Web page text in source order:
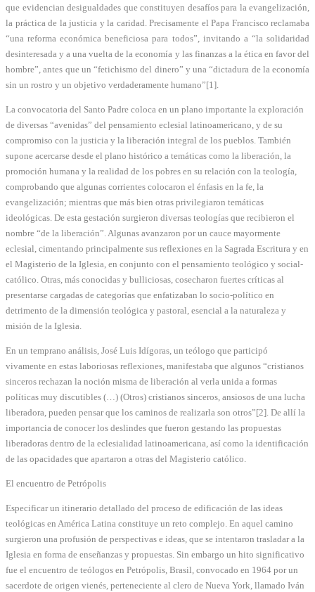
que evidencian desigualdades que constituyen desafíos para la evangelización,
la práctica de la justicia y la caridad. Precisamente el Papa Francisco reclamaba
“una reforma económica beneficiosa para todos”, invitando a “la solidaridad
desinteresada y a una vuelta de la economía y las finanzas a la ética en favor del
hombre”, antes que un “fetichismo del dinero” y una “dictadura de la economía
sin un rostro y un objetivo verdaderamente humano”[1].
La convocatoria del Santo Padre coloca en un plano importante la exploración
de diversas “avenidas” del pensamiento eclesial latinoamericano, y de su
compromiso con la justicia y la liberación integral de los pueblos. También
supone acercarse desde el plano histórico a temáticas como la liberación, la
promoción humana y la realidad de los pobres en su relación con la teología,
comprobando que algunas corrientes colocaron el énfasis en la fe, la
evangelización; mientras que más bien otras privilegiaron temáticas
ideológicas. De esta gestación surgieron diversas teologías que recibieron el
nombre “de la liberación”. Algunas avanzaron por un cauce mayormente
eclesial, cimentando principalmente sus reflexiones en la Sagrada Escritura y en
el Magisterio de la Iglesia, en conjunto con el pensamiento teológico y social-
católico. Otras, más conocidas y bulliciosas, cosecharon fuertes críticas al
presentarse cargadas de categorías que enfatizaban lo socio-político en
detrimento de la dimensión teológica y pastoral, esencial a la naturaleza y
misión de la Iglesia.
En un temprano análisis, José Luis Idígoras, un teólogo que participó
vivamente en estas laboriosas reflexiones, manifestaba que algunos “cristianos
sinceros rechazan la noción misma de liberación al verla unida a formas
políticas muy discutibles (…) (Otros) cristianos sinceros, ansiosos de una lucha
liberadora, pueden pensar que los caminos de realizarla son otros”[2]. De allí la
importancia de conocer los deslindes que fueron gestando las propuestas
liberadoras dentro de la eclesialidad latinoamericana, así como la identificación
de las opacidades que apartaron a otras del Magisterio católico.
El encuentro de Petrópolis
Especificar un itinerario detallado del proceso de edificación de las ideas
teológicas en América Latina constituye un reto complejo. En aquel camino
surgieron una profusión de perspectivas e ideas, que se intentaron trasladar a la
Iglesia en forma de enseñanzas y propuestas. Sin embargo un hito significativo
fue el encuentro de teólogos en Petrópolis, Brasil, convocado en 1964 por un
sacerdote de origen vienés, perteneciente al clero de Nueva York, llamado Iván